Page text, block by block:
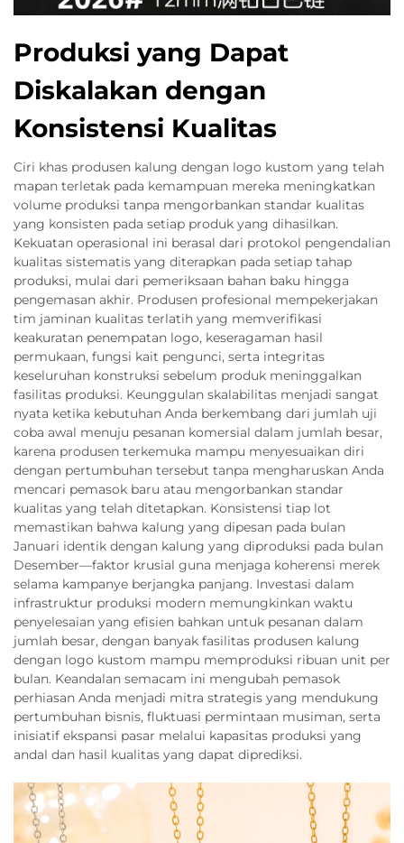
Produksi yang Dapat
Diskalakan dengan
Konsistensi Kualitas
Ciri khas produsen kalung dengan logo kustom yang telah
mapan terletak pada kemampuan mereka meningkatkan
volume produksi tanpa mengorbankan standar kualitas
yang konsisten pada setiap produk yang dihasilkan.
Kekuatan operasional ini berasal dari protokol pengendalian
kualitas sistematis yang diterapkan pada setiap tahap
produksi, mulai dari pemeriksaan bahan baku hingga
pengemasan akhir. Produsen profesional mempekerjakan
tim jaminan kualitas terlatih yang memverifikasi
keakuratan penempatan logo, keseragaman hasil
permukaan, fungsi kait pengunci, serta integritas
keseluruhan konstruksi sebelum produk meninggalkan
fasilitas produksi. Keunggulan skalabilitas menjadi sangat
nyata ketika kebutuhan Anda berkembang dari jumlah uji
coba awal menuju pesanan komersial dalam jumlah besar,
karena produsen terkemuka mampu menyesuaikan diri
dengan pertumbuhan tersebut tanpa mengharuskan Anda
mencari pemasok baru atau mengorbankan standar
kualitas yang telah ditetapkan. Konsistensi tiap lot
memastikan bahwa kalung yang dipesan pada bulan
Januari identik dengan kalung yang diproduksi pada bulan
Desember—faktor krusial guna menjaga koherensi merek
selama kampanye berjangka panjang. Investasi dalam
infrastruktur produksi modern memungkinkan waktu
penyelesaian yang efisien bahkan untuk pesanan dalam
jumlah besar, dengan banyak fasilitas produsen kalung
dengan logo kustom mampu memproduksi ribuan unit per
bulan. Keandalan semacam ini mengubah pemasok
perhiasan Anda menjadi mitra strategis yang mendukung
pertumbuhan bisnis, fluktuasi permintaan musiman, serta
inisiatif ekspansi pasar melalui kapasitas produksi yang
andal dan hasil kualitas yang dapat diprediksi.